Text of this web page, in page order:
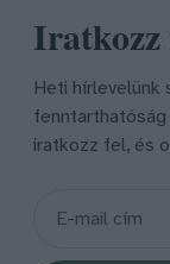
Heti hírlevelünk
iratkozz fel, és